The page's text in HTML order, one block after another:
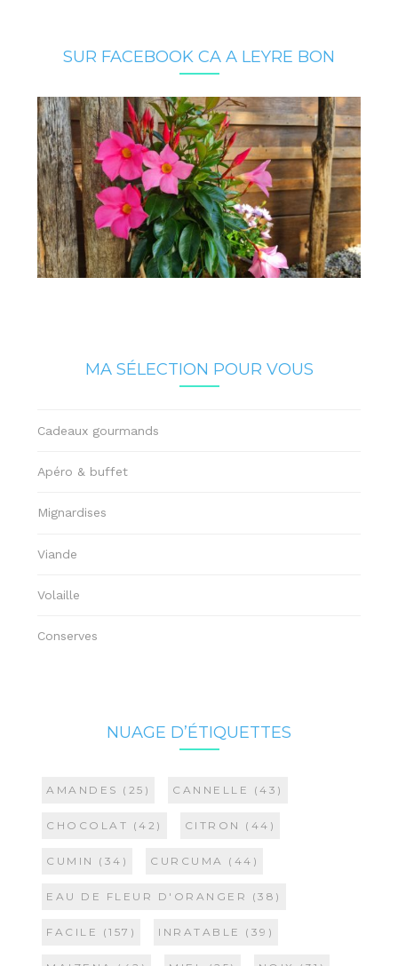
SUR FACEBOOK CA A LEYRE BON
MA SÉLECTION POUR VOUS
Cadeaux gourmands
Apéro & buffet
Mignardises
Viande
Volaille
Conserves
NUAGE D’ÉTIQUETTES
AMANDES (25) CANNELLE (43)
CHOCOLAT (42) CITRON (44)
CUMIN (34) CURCUMA (44)
EAU DE FLEUR D'ORANGER (38)
FACILE (157) INRATABLE (39)